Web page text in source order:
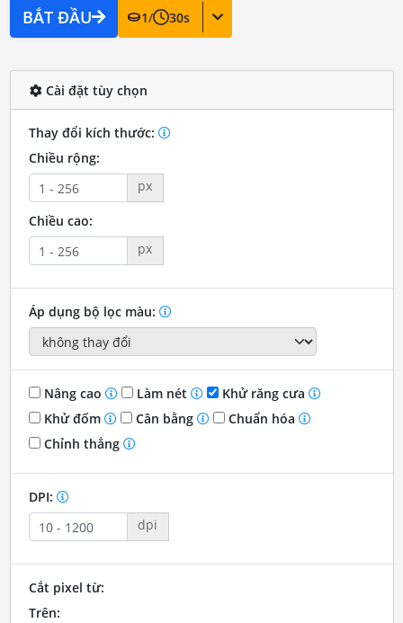
BẮT ĐẦU 1/ 30s
Cài đặt tùy chọn
Thay đổi kích thước:
Chiều rộng:
px
Chiều cao:
px
Áp dụng bộ lọc màu:
Nâng cao Làm nét
Khử răng cưa
Khử đốm
Cân bằng
Chuẩn hóa
Chỉnh thẳng
DPI:
dpi
Cắt pixel từ:
Trên: